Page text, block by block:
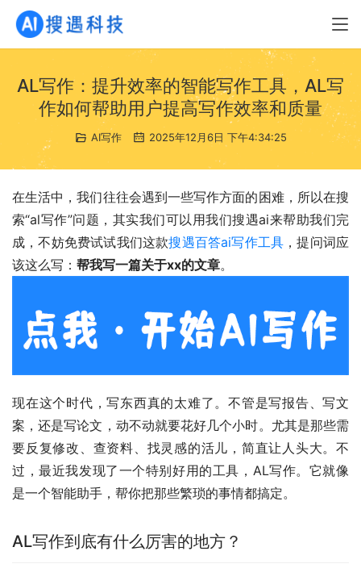
AL写作：提升效率的智能写作工具，AL写
作如何帮助用户提高写作效率和质量
AI写作 2025年12月6日 下午4:34:25
在生活中，我们往往会遇到一些写作方面的困难，所以在搜
索“al写作”问题，其实我们可以用我们搜遇ai来帮助我们完
成，不妨免费试试我们这款搜遇百答ai写作工具 ，提问词应
该这么写： 帮我写一篇关于xx的文章。
现在这个时代，写东西真的太难了。不管是写报告、写文
案，还是写论文，动不动就要花好几个小时。尤其是那些需
要反复修改、查资料、找灵感的活儿，简直让人头大。不
过，最近我发现了一个特别好用的工具，AL写作。它就像
是一个智能助手，帮你把那些繁琐的事情都搞定。
AL写作到底有什么厉害的地方？